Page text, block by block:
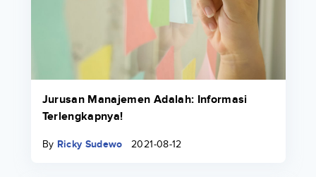
Jurusan Manajemen Adalah: Informasi
Terlengkapnya!
By Ricky Sudewo 2021-08-12